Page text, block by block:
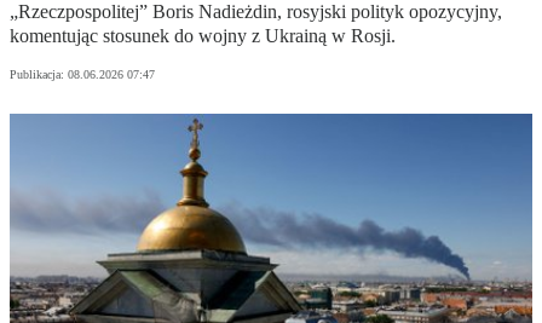
„Rzeczpospolitej” Boris Nadieżdin, rosyjski polityk opozycyjny,
komentując stosunek do wojny z Ukrainą w Rosji.
Publikacja: 08.06.2026 07:47